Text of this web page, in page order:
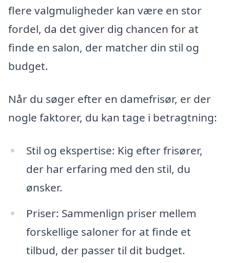
flere valgmuligheder kan være en stor
fordel, da det giver dig chancen for at
finde en salon, der matcher din stil og
budget.
Når du søger efter en damefrisør, er der
nogle faktorer, du kan tage i betragtning:
Stil og ekspertise: Kig efter frisører,
der har erfaring med den stil, du
ønsker.
Priser: Sammenlign priser mellem
forskellige saloner for at finde et
tilbud, der passer til dit budget.